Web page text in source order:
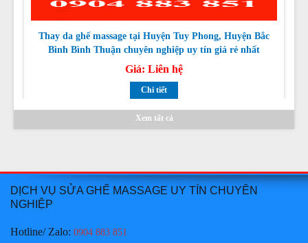
Giá:Liên hệ
Chi tiết
Thuận chuyên nghiệp uy tín giá rẻ nhất
Xem tất cả
DỊCH VỤ SỬA GHẾ MASSAGE UY TÍN CHUYÊN
NGHIỆP
Hotline/ Zalo: 0904 883 851